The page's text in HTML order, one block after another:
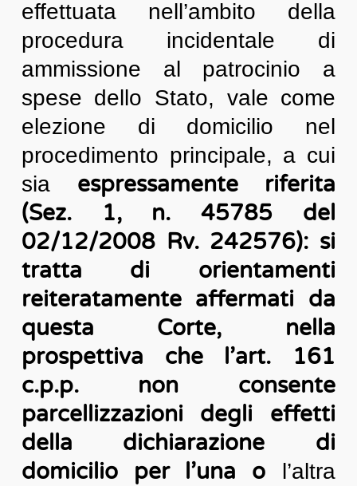
effettuata nell’ambito della
procedura incidentale di
ammissione al patrocinio a
spese dello Stato, vale come
elezione di domicilio nel
procedimento principale, a cui
sia espressamente riferita
(Sez. 1, n. 45785 del
02/12/2008 Rv. 242576): si
tratta di orientamenti
reiteratamente affermati da
questa Corte, nella
prospettiva che l’art. 161
c.p.p. non consente
parcellizzazioni degli effetti
della dichiarazione di
domicilio per l’una o l’altra